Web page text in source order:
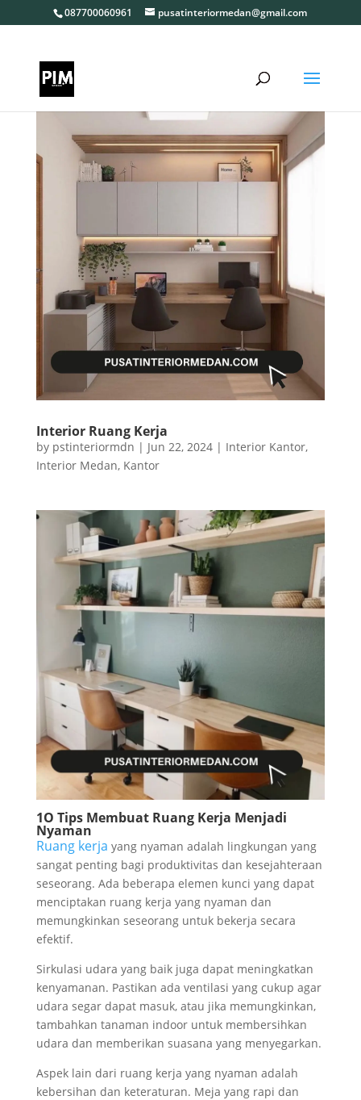
087700060961 pusatinteriormedan@gmail.com
Interior Ruang Kerja
by pstinteriormdn | Jun 22, 2024| Interior Kantor,
Interior Medan, Kantor
1O Tips Membuat Ruang Kerja Menjadi
Nyaman
Ruang kerja yang nyaman adalah lingkungan yang
sangat penting bagi produktivitas dan kesejahteraan
seseorang. Ada beberapa elemen kunci yang dapat
menciptakan ruang kerja yang nyaman dan
memungkinkan seseorang untuk bekerja secara
efektif.
Sirkulasi udara yang baik juga dapat meningkatkan
kenyamanan. Pastikan ada ventilasi yang cukup agar
udara segar dapat masuk, atau jika memungkinkan,
tambahkan tanaman indoor untuk membersihkan
udara dan memberikan suasana yang menyegarkan.
Aspek lain dari ruang kerja yang nyaman adalah
kebersihan dan keteraturan. Meja yang rapi dan